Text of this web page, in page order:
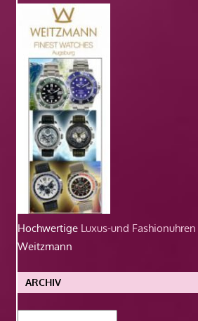
Hochwertige Luxus-und Fashionuhren
Weitzmann
ARCHIV